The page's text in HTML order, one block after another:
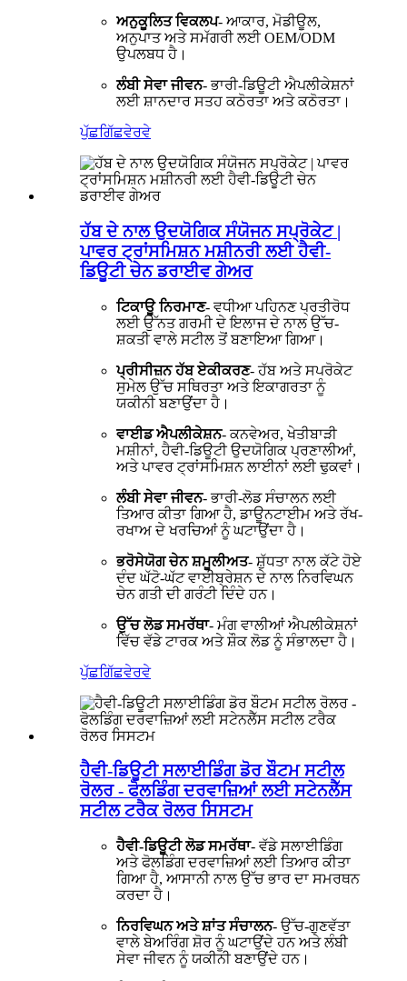
ਅਨੁਕੂਲਿਤ ਵਿਕਲਪ- ਆਕਾਰ, ਮੋਡੀਊਲ,
ਅਨੁਪਾਤ ਅਤੇ ਸਮੱਗਰੀ ਲਈ OEM/ODM
ਉਪਲਬਧ ਹੈ।
ਲੰਬੀ ਸੇਵਾ ਜੀਵਨ- ਭਾਰੀ-ਡਿਊਟੀ ਐਪਲੀਕੇਸ਼ਨਾਂ
ਲਈ ਸ਼ਾਨਦਾਰ ਸਤਹ ਕਠੋਰਤਾ ਅਤੇ ਕਠੋਰਤਾ।
ਪੁੱਛਗਿੱਛਵੇਰਵੇ
ਹੱਬ ਦੇ ਨਾਲ ਉਦਯੋਗਿਕ ਸੰਯੋਜਨ ਸਪ੍ਰੋਕੇਟ |
ਪਾਵਰ ਟ੍ਰਾਂਸਮਿਸ਼ਨ ਮਸ਼ੀਨਰੀ ਲਈ ਹੈਵੀ-
ਡਿਊਟੀ ਚੇਨ ਡਰਾਈਵ ਗੇਅਰ
ਟਿਕਾਊ ਨਿਰਮਾਣ- ਵਧੀਆ ਪਹਿਨਣ ਪ੍ਰਤੀਰੋਧ
ਲਈ ਉੱਨਤ ਗਰਮੀ ਦੇ ਇਲਾਜ ਦੇ ਨਾਲ ਉੱਚ-
ਸ਼ਕਤੀ ਵਾਲੇ ਸਟੀਲ ਤੋਂ ਬਣਾਇਆ ਗਿਆ।
ਪ੍ਰੀਸੀਜ਼ਨ ਹੱਬ ਏਕੀਕਰਣ- ਹੱਬ ਅਤੇ ਸਪਰੋਕੇਟ
ਸੁਮੇਲ ਉੱਚ ਸਥਿਰਤਾ ਅਤੇ ਇਕਾਗਰਤਾ ਨੂੰ
ਯਕੀਨੀ ਬਣਾਉਂਦਾ ਹੈ।
ਵਾਈਡ ਐਪਲੀਕੇਸ਼ਨ- ਕਨਵੇਅਰ, ਖੇਤੀਬਾੜੀ
ਮਸ਼ੀਨਾਂ, ਹੈਵੀ-ਡਿਊਟੀ ਉਦਯੋਗਿਕ ਪ੍ਰਣਾਲੀਆਂ,
ਅਤੇ ਪਾਵਰ ਟ੍ਰਾਂਸਮਿਸ਼ਨ ਲਾਈਨਾਂ ਲਈ ਢੁਕਵਾਂ।
ਲੰਬੀ ਸੇਵਾ ਜੀਵਨ- ਭਾਰੀ-ਲੋਡ ਸੰਚਾਲਨ ਲਈ
ਤਿਆਰ ਕੀਤਾ ਗਿਆ ਹੈ, ਡਾਊਨਟਾਈਮ ਅਤੇ ਰੱਖ-
ਰਖਾਅ ਦੇ ਖਰਚਿਆਂ ਨੂੰ ਘਟਾਉਂਦਾ ਹੈ।
ਭਰੋਸੇਯੋਗ ਚੇਨ ਸ਼ਮੂਲੀਅਤ- ਸ਼ੁੱਧਤਾ ਨਾਲ ਕੱਟੇ ਹੋਏ
ਦੰਦ ਘੱਟੋ-ਘੱਟ ਵਾਈਬ੍ਰੇਸ਼ਨ ਦੇ ਨਾਲ ਨਿਰਵਿਘਨ
ਚੇਨ ਗਤੀ ਦੀ ਗਰੰਟੀ ਦਿੰਦੇ ਹਨ।
ਉੱਚ ਲੋਡ ਸਮਰੱਥਾ- ਮੰਗ ਵਾਲੀਆਂ ਐਪਲੀਕੇਸ਼ਨਾਂ
ਵਿੱਚ ਵੱਡੇ ਟਾਰਕ ਅਤੇ ਸ਼ੌਕ ਲੋਡ ਨੂੰ ਸੰਭਾਲਦਾ ਹੈ।
ਪੁੱਛਗਿੱਛਵੇਰਵੇ
ਹੈਵੀ-ਡਿਊਟੀ ਸਲਾਈਡਿੰਗ ਡੋਰ ਬੌਟਮ ਸਟੀਲ
ਰੋਲਰ - ਫੋਲਡਿੰਗ ਦਰਵਾਜ਼ਿਆਂ ਲਈ ਸਟੇਨਲੈੱਸ
ਸਟੀਲ ਟਰੈਕ ਰੋਲਰ ਸਿਸਟਮ
ਹੈਵੀ-ਡਿਊਟੀ ਲੋਡ ਸਮਰੱਥਾ- ਵੱਡੇ ਸਲਾਈਡਿੰਗ
ਅਤੇ ਫੋਲਡਿੰਗ ਦਰਵਾਜ਼ਿਆਂ ਲਈ ਤਿਆਰ ਕੀਤਾ
ਗਿਆ ਹੈ, ਆਸਾਨੀ ਨਾਲ ਉੱਚ ਭਾਰ ਦਾ ਸਮਰਥਨ
ਕਰਦਾ ਹੈ।
ਨਿਰਵਿਘਨ ਅਤੇ ਸ਼ਾਂਤ ਸੰਚਾਲਨ- ਉੱਚ-ਗੁਣਵੱਤਾ
ਵਾਲੇ ਬੇਅਰਿੰਗ ਸ਼ੋਰ ਨੂੰ ਘਟਾਉਂਦੇ ਹਨ ਅਤੇ ਲੰਬੀ
ਸੇਵਾ ਜੀਵਨ ਨੂੰ ਯਕੀਨੀ ਬਣਾਉਂਦੇ ਹਨ।